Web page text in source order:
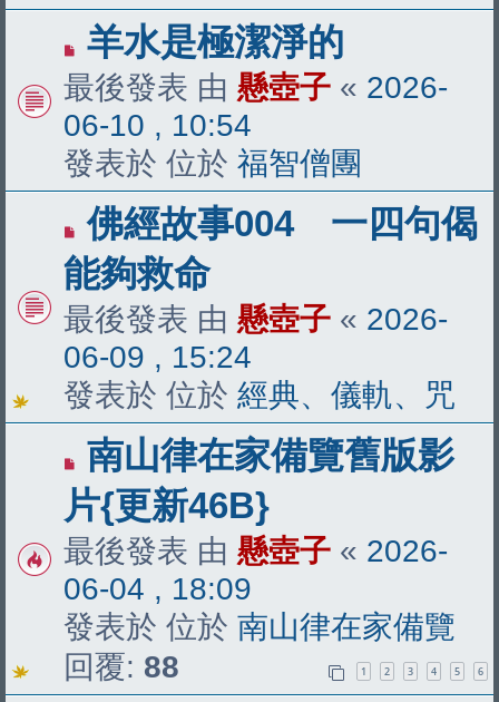
有
新
文
章
羊水是極潔淨的
最後發表 由 懸壺子 « 2026-
06-10 , 10:54
發表於 位於 福智僧團
有
新
文
章
佛經故事004 一四句偈
能夠救命
最後發表 由 懸壺子 « 2026-
06-09 , 15:24
發表於 位於 經典、儀軌、咒
有
新
文
章
南山律在家備覽舊版影
片{更新46B}
最後發表 由 懸壺子 « 2026-
06-04 , 18:09
發表於 位於 南山律在家備覽
回覆: 88 1 2 3 4 5 6